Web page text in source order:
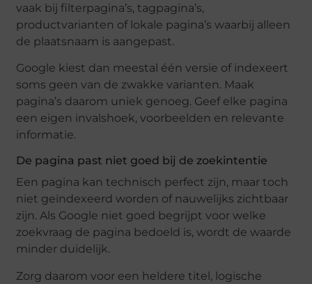
vaak bij filterpagina’s, tagpagina’s,
productvarianten of lokale pagina’s waarbij alleen
de plaatsnaam is aangepast.
Google kiest dan meestal één versie of indexeert
soms geen van de zwakke varianten. Maak
pagina’s daarom uniek genoeg. Geef elke pagina
een eigen invalshoek, voorbeelden en relevante
informatie.
De pagina past niet goed bij de zoekintentie
Een pagina kan technisch perfect zijn, maar toch
niet geïndexeerd worden of nauwelijks zichtbaar
zijn. Als Google niet goed begrijpt voor welke
zoekvraag de pagina bedoeld is, wordt de waarde
minder duidelijk.
Zorg daarom voor een heldere titel, logische